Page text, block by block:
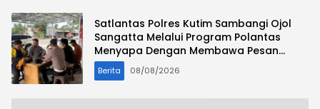
Satlantas Polres Kutim Sambangi Ojol
Sangatta Melalui Program Polantas
Menyapa Dengan Membawa Pesan
Pengemudi Ojol Jadi Contoh Bagi
Pengendara Kendaraan Lainnya
Berita 08/08/2026